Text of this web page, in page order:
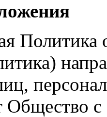
Политика
Общество